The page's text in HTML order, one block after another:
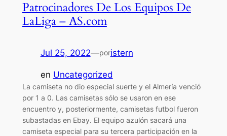
Patrocinadores De Los Equipos De
LaLiga – AS.com
Jul 25, 2022—poristern
en Uncategorized
La camiseta no dio especial suerte y el Almería venció
por 1 a 0. Las camisetas sólo se usaron en ese
encuentro y, posteriormente, camisetas futbol fueron
subastadas en Ebay. El equipo azulón sacará una
camiseta especial para su tercera participación en la